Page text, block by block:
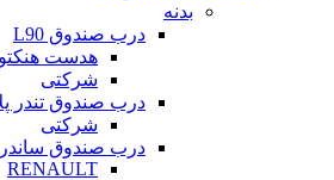
بدنه
درب صندوق L90
هدست
شرکتی
درب صندوق تندر
شرکتی
درب صندوق
RENAULT